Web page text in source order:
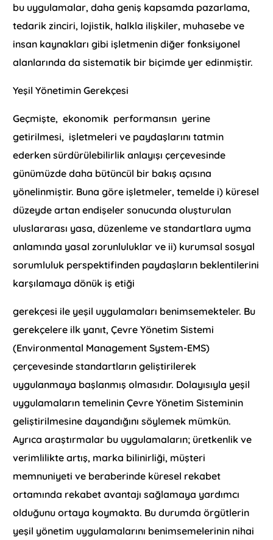
bu uygulamalar, daha geniş kapsamda pazarlama,
tedarik zinciri, lojistik, halkla ilişkiler, muhasebe ve
insan kaynakları gibi işletmenin diğer fonksiyonel
alanlarında da sistematik bir biçimde yer edinmiştir.
Yeşil Yönetimin Gerekçesi
Geçmişte, ekonomik performansın yerine
getirilmesi, işletmeleri ve paydaşlarını tatmin
ederken sürdürülebilirlik anlayışı çerçevesinde
günümüzde daha bütüncül bir bakış açısına
yönelinmiştir. Buna göre işletmeler, temelde i) küresel
düzeyde artan endişeler sonucunda oluşturulan
uluslararası yasa, düzenleme ve standartlara uyma
anlamında yasal zorunluluklar ve ii) kurumsal sosyal
sorumluluk perspektifinden paydaşların beklentilerini
karşılamaya dönük iş etiği
gerekçesi ile yeşil uygulamaları benimsemekteler. Bu
gerekçelere ilk yanıt, Çevre Yönetim Sistemi
(Environmental Management System-EMS)
çerçevesinde standartların geliştirilerek
uygulanmaya başlanmış olmasıdır. Dolayısıyla yeşil
uygulamaların temelinin Çevre Yönetim Sisteminin
geliştirilmesine dayandığını söylemek mümkün.
Ayrıca araştırmalar bu uygulamaların; üretkenlik ve
verimlilikte artış, marka bilinirliği, müşteri
memnuniyeti ve beraberinde küresel rekabet
ortamında rekabet avantajı sağlamaya yardımcı
olduğunu ortaya koymakta. Bu durumda örgütlerin
yeşil yönetim uygulamalarını benimsemelerinin nihai